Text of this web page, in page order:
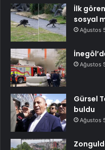
İlk
sosyal
Ağustos
Ağustos
Gürsel
buldu
Ağustos